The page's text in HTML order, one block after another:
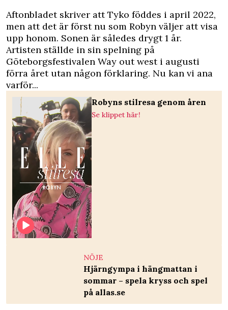
Aftonbladetskriver att Tyko föddes i april 2022,
men att det är först nu som Robyn väljer att visa
upp honom. Sonen är således drygt 1 år.
Artisten ställde in sin spelning på
Göteborgsfestivalen Way out west i augusti
förra året utan någon förklaring. Nu kan vi ana
varför...
Robyns stilresa genom åren
Se klippet här!
NÖJE
Hjärngympa i hängmattan i
sommar – spela kryss och spel
på allas.se